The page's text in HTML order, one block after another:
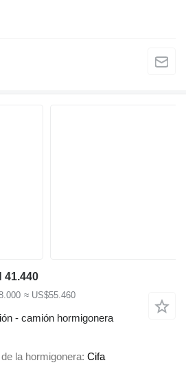
41.440
≈ US$55.460
- camión hormigonera
la hormigonera Cifa